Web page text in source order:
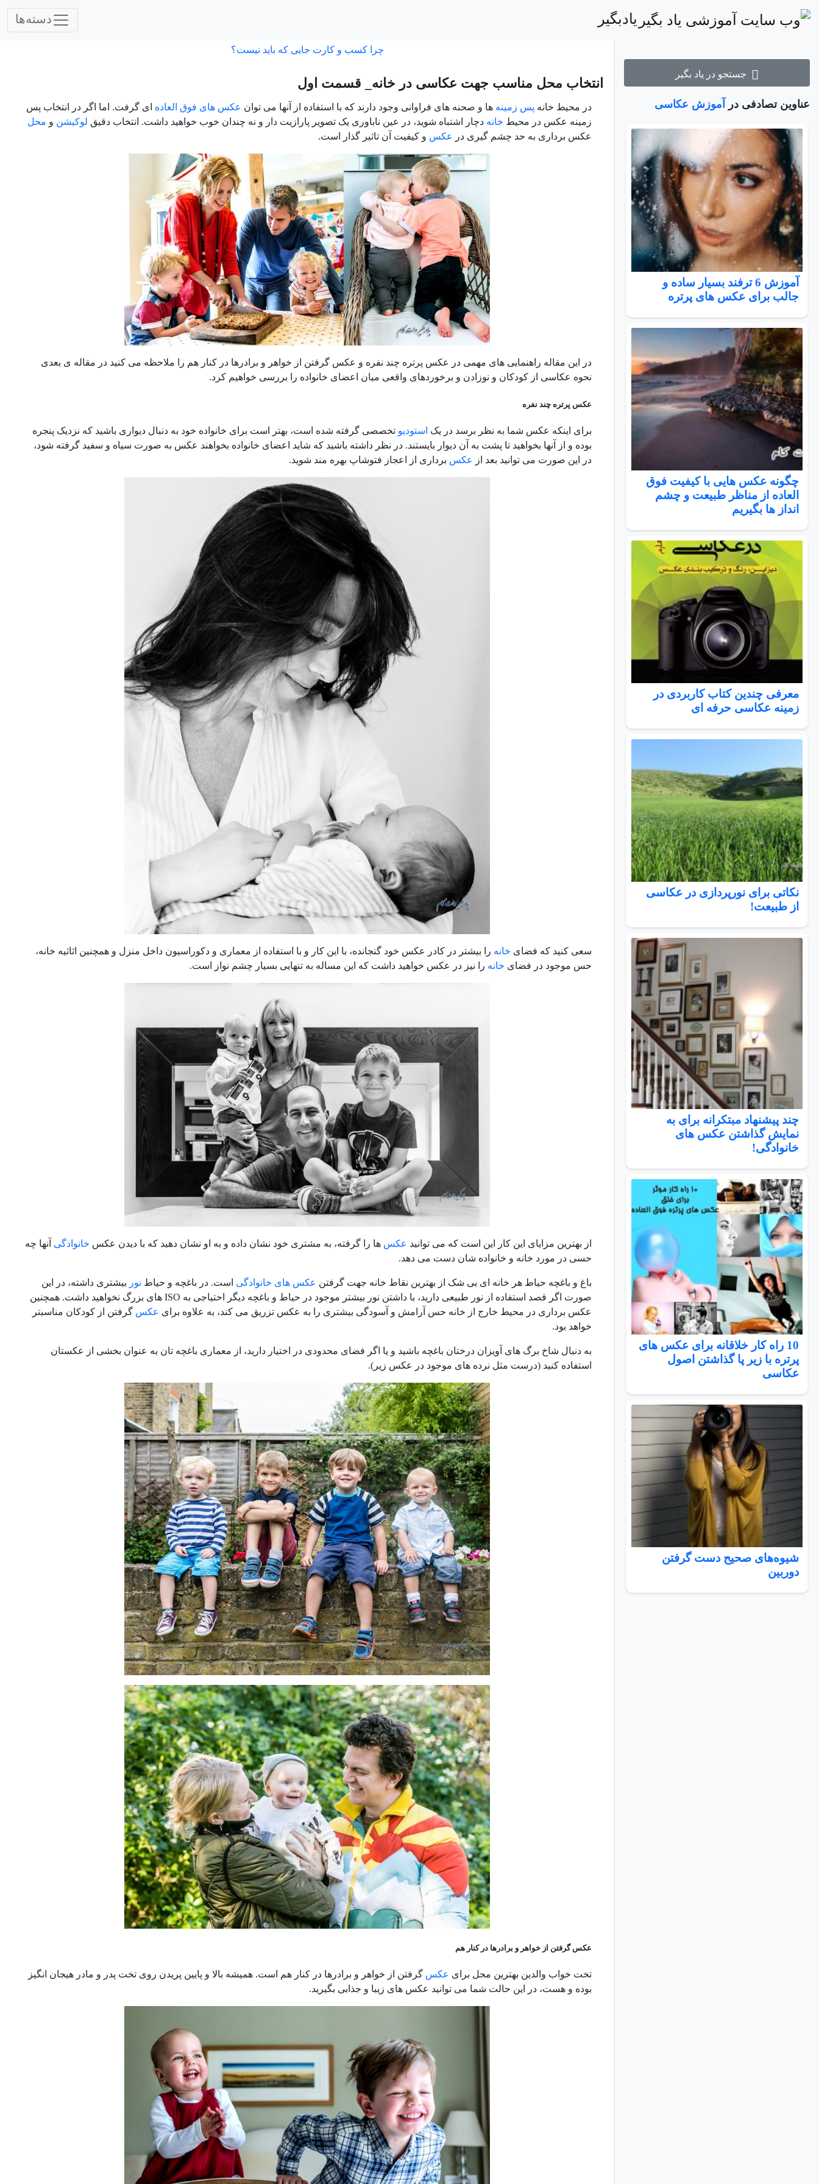
یادبگیر دسته‌ها
جستجو در یاد بگیر
عناوین تصادفی در آموزش عکاسی
آموزش 6 ترفند بسیار ساده و
جالب برای عکس های پرتره
چگونه عکس هایی با کیفیت فوق
العاده از مناظر طبیعت و چشم
انداز ها بگیریم
معرفی چندین کتاب کاربردی در
زمینه عکاسی حرفه ای
نکاتی برای نورپردازی در عکاسی
از طبیعت!
چند پیشنهاد مبتکرانه برای به
نمایش گذاشتن عکس های
خانوادگی!
10 راه کار خلاقانه برای عکس های
پرتره با زیر پا گذاشتن اصول
عکاسی
شیوه‌های صحیح دست گرفتن
دوربین
چرا کسب و کارت جایی که باید نیست؟
انتخاب محل مناسب جهت عکاسی در خانه_ قسمت اول
در محیط خانه پس زمینه ها و صحنه های فراوانی وجود دارند که با استفاده از آنها می توان عکس های فوق العاده ای گرفت. اما اگر در انتخاب پس
زمینه عکس در محیط خانه دچار اشتباه شوید، در عین ناباوری یک تصویر پارازیت دار و نه چندان خوب خواهید داشت. انتخاب دقیق لوکیشن و محل
عکس برداری به حد چشم گیری در
عکس و کیفیت آن تاثیر گذار است.
در این مقاله راهنمایی های مهمی در عکس پرتره چند نفره و عکس گرفتن از خواهر و برادرها در کنار هم را ملاحظه می کنید در مقاله ی بعدی
نحوه عکاسی از کودکان و نوزادن و برخوردهای واقعی میان اعضای خانواده را بررسی خواهیم کرد.
عکس پرتره چند نفره
برای اینکه عکس شما به نظر برسد در یک استودیو تخصصی گرفته شده است، بهتر است برای خانواده خود به دنبال دیواری باشید که نزدیک پنجره
بوده و از آنها بخواهید تا پشت به آن دیوار بایستند. در نظر داشته باشید که شاید اعضای خانواده بخواهند عکس به صورت سیاه و سفید گرفته شود،
در این صورت می توانید بعد از عکس برداری از اعجاز فتوشاپ بهره مند شوید.
سعی کنید که فضای خانه را بیشتر در کادر عکس خود گنجانده، با این کار و با استفاده از معماری و دکوراسیون داخل منزل و همچنین اثاثیه خانه،
حس موجود در فضای خانه را نیز در عکس خواهید داشت که این مساله به تنهایی بسیار چشم نواز است.
از بهترین مزایای این کار این است که می توانید عکس ها را گرفته، به مشتری خود نشان داده و به او نشان دهید که با دیدن عکس خانوادگی آنها چه
حسی در مورد خانه و خانواده شان دست می دهد.
باغ و باغچه حیاط هر خانه ای بی شک از بهترین نقاط خانه جهت گرفتن عکس های خانوادگی است. در باغچه و حیاط نور بیشتری داشته، در این
صورت اگر قصد استفاده از نور طبیعی دارید، با داشتن نور بیشتر موجود در حیاط و باغچه دیگر احتیاجی به ISO های بزرگ نخواهید داشت. همچنین
عکس برداری در محیط خارج از خانه حس آرامش و آسودگی بیشتری را به عکس تزریق می کند، به علاوه برای عکس گرفتن از کودکان مناسبتر
خواهد بود.
به دنبال شاخ برگ های آویزان درختان باغچه باشید و یا اگر فضای محدودی در اختیار دارید، از معماری باغچه تان به عنوان بخشی از عکستان
استفاده کنید (درست مثل نرده های موجود در عکس زیر).
عکس گرفتن از خواهر و برادرها در کنار هم
تخت خواب والدین بهترین محل برای عکس گرفتن از خواهر و برادرها در کنار هم است. همیشه بالا و پایین پریدن روی تخت پدر و مادر هیجان انگیز
بوده و هست، در این حالت شما می توانید عکس های زیبا و جذابی بگیرید.